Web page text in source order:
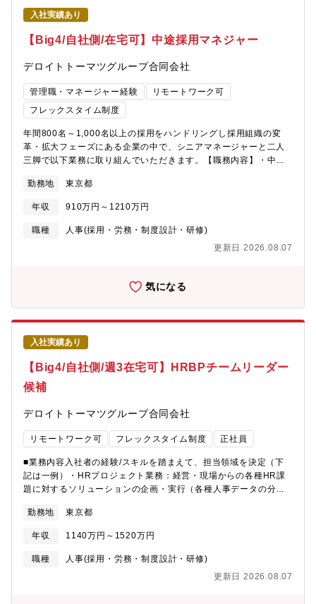
が、男性の方も歓迎です。※働くママさん・パパさん活躍中で
算、労務等へのポジションへのキャリアを目指していただくこと
ップ も可能です。・また、管理職を目指していただき、マネジメ
ント業務として、チームリードをしていただくことも可能です。■
この求人の魅力・在宅勤務がベースで、月1～2回程度の出社と出
張ベースの東京出社で済む、柔軟な働き方が可能（完全フルリモ
境）・人事オペレーションからキャリアをスタートし、勤怠・給
与計算、HRBP、人事企画など、多様な人事キャリアへ広げてい
ける成長余地がある・現場にも経営層にも距離が近いポジション
境
行まで一気通貫で担うため、採用戦略立案～実行のフルスキルを
身につけることができます。・プレイングマネージャーとして自
らも採用実務に関わりながら、メンバー育成・マネジメントにも
携われるため、実務力とマネジメント力を同時に伸ばすことがで
きます。【キャリアパス】中途採用のシニアマネージャー等【募
集背景】欠員補充のため【組織構成】シニアマネージャー1名、マ
ネージャー1名、シニアスタッフ3名、RPO、派遣職員。【働き
方】標準労働時間7時間でフルフレックス、週2~3日の在宅勤務が
可能な想定です。ワークライフスタイルに合わせた働き方が可能
です。※東京事務所は豊洲エリアへの移転を計画中（2026年秋予
定）
入社実績あり
【Big4/自社側/在宅可】中途採用マネジャー
デロイトトーマツグループ合同会社
管理職・マネージャー経験
リモートワーク可
フレックスタイム制度
年間800名～1,000名以上の採用をハンドリングし採用組織の変
革・拡大フェーズにある企業の中で、シニアマネージャーと二人
三脚で以下業務に取り組んでいただきます。【職務内容】・中途
画・KPI設計およびPDCAの実装・ダイレクトソーシング・採用エ
ージェント・RPOベンダーの戦略的統括・事業部との連携強化お
よび採用要件の精緻化・チームメンバーの育成・マネジメント
（プレイングマネージャーとして自らも動く）・シニアマネージ
きにおいて英語を使用する場面もございます。【企業担当から見
年間1,000名程の採用をハンドリングする大手企業の中途採用業務
だからこそ、自分が設計した採用戦略や施策が、数百～数千人規
模の組織や事業成長に直結する手応えを得ることができます。・
単なるオペレーションではなく、採用計画・KPI設計からPDCA実
行まで一気通貫で担うため、採用戦略立案～実行のフルスキルを
身につけることができます。・プレイングマネージャーとして自
らも採用実務に関わりながら、メンバー育成・マネジメントにも
携われるため、実務力とマネジメント力を同時に伸ばすことがで
きます。【キャリアパス】中途採用のシニアマネージャー等【募
ネージャー1名、シニアスタッフ3名、RPO、派遣職員。【働き
方】標準労働時間7時間でフルフレックス、週2~3日の在宅勤務が
可能な想定です。ワークライフスタイルに合わせた働き方が可能
定）
勤務地 東京都
年収 910万円～1210万円
職種
人事(採用・労務・制度設計・研修)
更新日 2026.08.07
気になる
入社実績あり
【Big4/自社側/週3在宅可】HRBPチームリーダー
候補
デロイトトーマツグループ合同会社
リモートワーク可 フレックスタイム制度 正社員
■業務内容入社者の経験/スキルを踏まえて、担当領域を決定（下
記は一例）・HRプロジェクト業務：経営・現場からの各種HR課
題に対するソリューションの企画・実行（各種人事データの分析
り）・採用・人材開発・人事オペレーションに関する企画・運用
業務・職員人事制度の企画・運用業務（=事務局として各種情報の
取りまとめ、評価データの集計・管理、評価～報酬の確定プロセ
スの運営・推進等）※メールの読み書きにおいて英語を使用する
が非常に近いため、経営視点で組織・人事の仕事に取り組むこと
勤務地 東京都
年収 1140万円～1520万円
職種
人事(採用・労務・制度設計・研修)
更新日 2026.08.07